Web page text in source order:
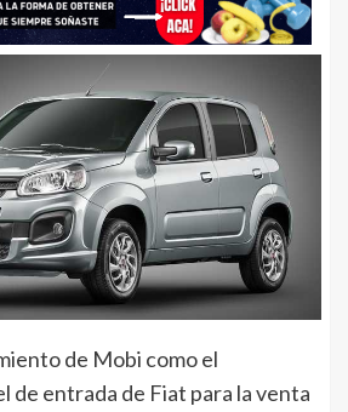
de Mobi como el
de entrada de Fiat para la venta